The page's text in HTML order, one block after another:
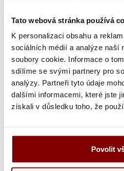
Tato webová stránka používá
K personalizaci obsahu a
sociálních médií a analýze naší
soubory cookie. Informace o
sdílíme se svými partnery pro
analýzy. Partneři tyto údaje
dalšími informacemi, které jste
získali v důsledku toho, že
Povolit
Stedman ST3100 Dámska
6,07 € bez
14,33 € Cena: